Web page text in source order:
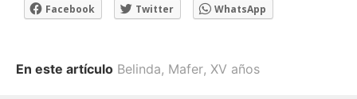
Facebook Twitter WhatsApp
En este artículo Belinda, Mafer, XV años